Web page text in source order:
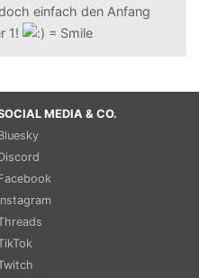
einfach den Anfang
1!
MEDIA & CO.